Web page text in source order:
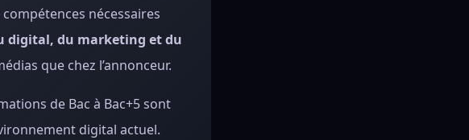
nécessaires
digital, du marketing et du
que chez l’annonceur.
de Bac à Bac+5 sont
digital actuel.